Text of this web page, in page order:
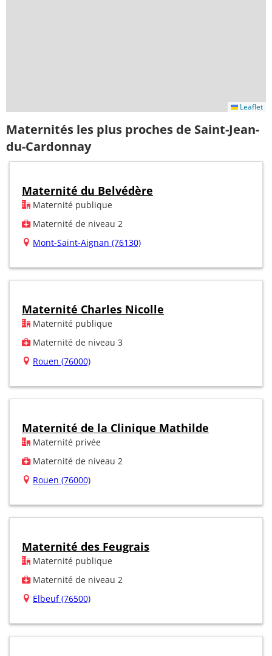
Leaflet
Maternités les plus proches de Saint-Jean-
du-Cardonnay
Maternité du Belvédère
Maternité publique
Maternité de niveau 2
Mont-Saint-Aignan (76130)
Maternité Charles Nicolle
Maternité publique
Maternité de niveau 3
Rouen (76000)
Maternité de la Clinique Mathilde
Maternité privée
Maternité de niveau 2
Rouen (76000)
Maternité des Feugrais
Maternité publique
Maternité de niveau 2
Elbeuf (76500)